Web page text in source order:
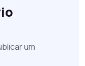
um